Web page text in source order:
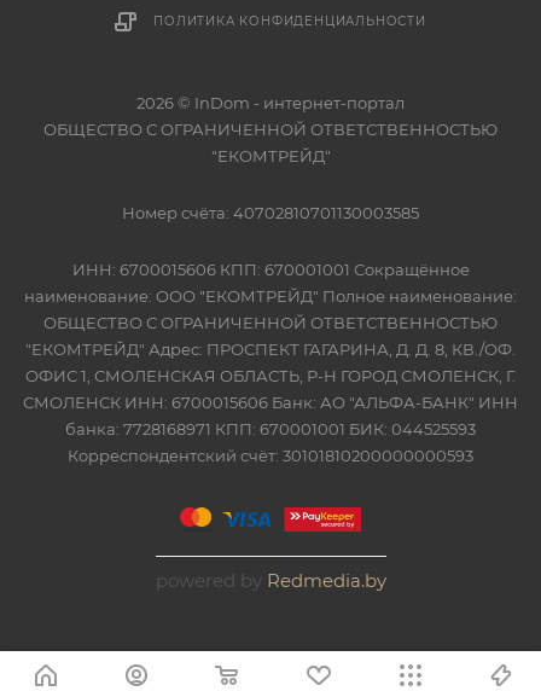
ПОЛИТИКА КОНФИДЕНЦИАЛЬНОСТИ
2026 © InDom - интернет-портал
ОБЩЕСТВО С ОГРАНИЧЕННОЙ ОТВЕТСТВЕННОСТЬЮ
"ЕКОМТРЕЙД"
Номер счёта: 40702810701130003585
ИНН: 6700015606 КПП: 670001001 Сокращённое
наименование: ООО "ЕКОМТРЕЙД" Полное наименование:
ОБЩЕСТВО С ОГРАНИЧЕННОЙ ОТВЕТСТВЕННОСТЬЮ
"ЕКОМТРЕЙД" Адрес: ПРОСПЕКТ ГАГАРИНА, Д. Д. 8, КВ./ОФ.
ОФИС 1, СМОЛЕНСКАЯ ОБЛАСТЬ, Р-Н ГОРОД СМОЛЕНСК, Г.
СМОЛЕНСК ИНН: 6700015606 Банк: АО "АЛЬФА-БАНК" ИНН
банка: 7728168971 КПП: 670001001 БИК: 044525593
Корреспондентский счёт: 30101810200000000593
powered by Redmedia.by